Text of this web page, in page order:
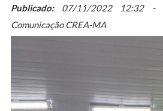
Publicado:07/11/2022 12:32 -
Comunicação CREA-MA